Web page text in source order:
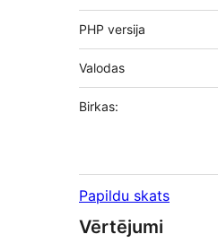
PHP versija
Valodas
Birkas:
Papildu skats
Vērtējumi